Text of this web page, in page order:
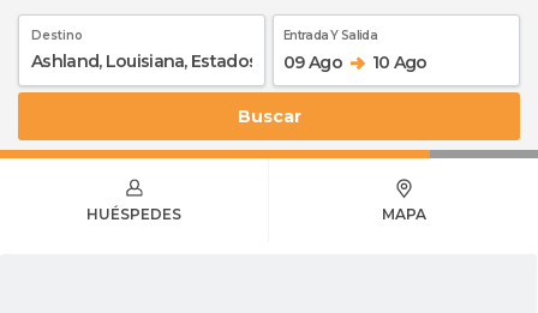
Destino Entrada Y Salida
09 Ago 10 Ago
Buscar
HUÉSPEDES MAPA